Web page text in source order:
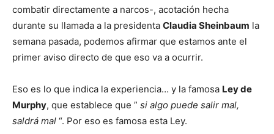
combatir directamente a narcos-, acotación hecha
durante su llamada a la presidenta Claudia Sheinbaum la
semana pasada, podemos afirmar que estamos ante el
primer aviso directo de que eso va a ocurrir.
Eso es lo que indica la experiencia… y la famosa Ley de
Murphy, que establece que ” si algo puede salir mal,
saldrá mal “. Por eso es famosa esta Ley.